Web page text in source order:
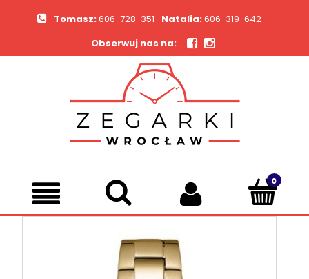
Tomasz:606-728-351 Natalia:606-319-642
Obserwuj nas na: